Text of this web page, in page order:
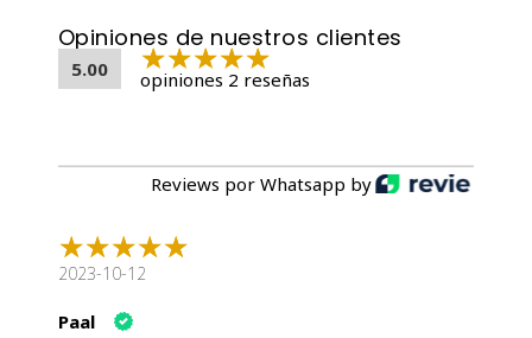
Opiniones de nuestros clientes
5.00 opiniones 2 reseñas
Reviews por Whatsapp by
2023-10-12
Paal